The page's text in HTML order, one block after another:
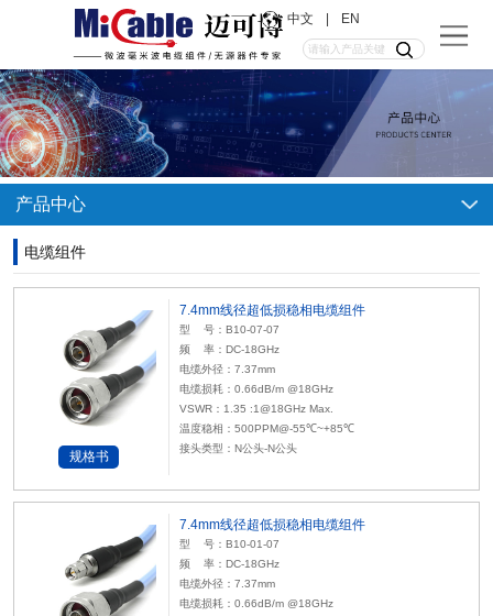
中文 | EN
产品中心
电缆组件
规格书
7.4mm线径超低损稳相电缆组件
型 号：B10-07-07
频 率：DC-18GHz
电缆外径：7.37mm
电缆损耗：0.66dB/m @18GHz
VSWR：1.35 :1@18GHz Max.
温度稳相：500PPM@-55℃~+85℃
接头类型：N公头-N公头
7.4mm线径超低损稳相电缆组件
型 号：B10-01-07
频 率：DC-18GHz
电缆外径：7.37mm
电缆损耗：0.66dB/m @18GHz